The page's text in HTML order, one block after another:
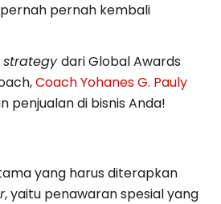
pernah pernah kembali
strategydari Global Awards
Coach Yohanes G. Pauly
penjualan di bisnis Anda!
yang harus diterapkan
, yaitu penawaran spesial yang